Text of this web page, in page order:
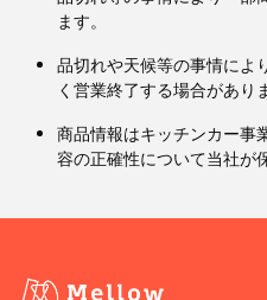
ます。
品切れや天候等の事情によ
く営業終了する場合があり
商品情報はキッチンカー事
容の正確性について当社が